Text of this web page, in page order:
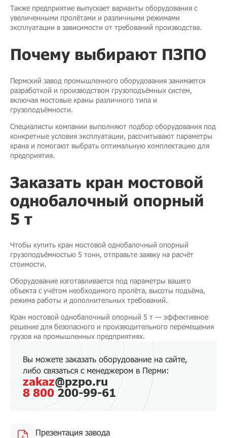
Также предприятие выпускает варианты оборудования с
увеличенными пролётами и различными режимами
эксплуатации в зависимости от требований производства.
Почему выбирают ПЗПО
Пермский завод промышленного оборудования занимается
разработкой и производством грузоподъёмных систем,
включая мостовые краны различного типа и
грузоподъёмности.
Специалисты компании выполняют подбор оборудования под
конкретные условия эксплуатации, рассчитывают параметры
крана и помогают выбрать оптимальную комплектацию для
предприятия.
Заказать кран мостовой
однобалочный опорный
5 т
Чтобы купить кран мостовой однобалочный опорный
грузоподъёмностью 5 тонн, отправьте заявку на расчёт
стоимости.
Оборудование изготавливается под параметры вашего
объекта с учётом необходимого пролёта, высоты подъёма,
режима работы и дополнительных требований.
Кран мостовой однобалочный опорный 5 т — эффективное
решение для безопасного и производительного перемещения
грузов на промышленных предприятиях.
Вы можете заказать оборудование на сайте,
либо связаться с менеджером в Перми:
zakaz@pzpo.ru
8 800 200-99-61
Презентация завода